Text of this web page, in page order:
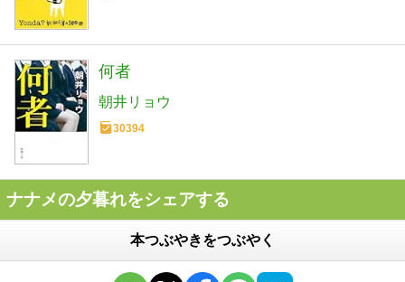
何者
朝井リョウ
30394
ナナメの夕暮れをシェアする
本つぶやきをつぶやく